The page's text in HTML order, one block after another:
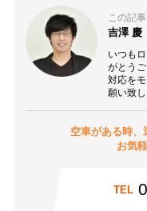
この記
吉澤 慶
いつも
がとう
対応を
願い致し
空車がある時、
お気
TEL